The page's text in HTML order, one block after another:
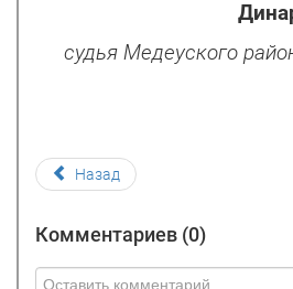
судья Медеуского
Назад
Комментариев (0)